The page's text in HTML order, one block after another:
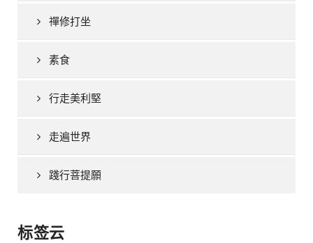
禪修打坐
素食
行走美利堅
走遍世界
踐行菩提願
标签云